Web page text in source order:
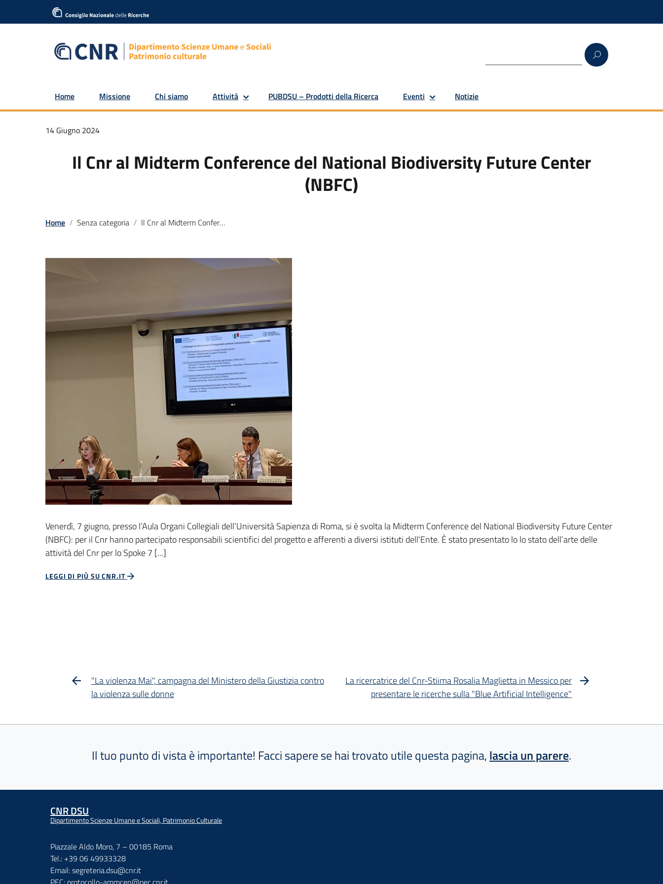
Home Missione Chi siamo Attività PUBDSU – Prodotti della Ricerca Eventi Notizie
14 Giugno 2024
Il Cnr al Midterm Conference del National Biodiversity Future Center
(NBFC)
Home Senza categoria Il Cnr al Midterm Conference del National Biodiversity Future Center (NBFC)
Venerdì, 7 giugno, presso l’Aula Organi Collegiali dell’Università Sapienza di Roma, si è svolta la Midterm Conference del National Biodiversity Future Center
(NBFC): per il Cnr hanno partecipato responsabili scientifici del progetto e afferenti a diversi istituti dell'Ente. È stato presentato lo lo stato dell’arte delle
attività del Cnr per lo Spoke 7 [...]
LEGGI DI PIÙ SU CNR.IT
"La violenza Mai", campagna del Ministero della Giustizia contro
la violenza sulle donne
La ricercatrice del Cnr-Stiima Rosalia Maglietta in Messico per
presentare le ricerche sulla "Blue Artificial Intelligence"
Il tuo punto di vista è importante! Facci sapere se hai trovato utile questa pagina,lascia un parere.
CNR DSU
Dipartimento Scienze Umane e Sociali, Patrimonio Culturale
Piazzale Aldo Moro, 7 – 00185 Roma
Tel.: +39 06 49933328
Email: segreteria.dsu@cnr.it